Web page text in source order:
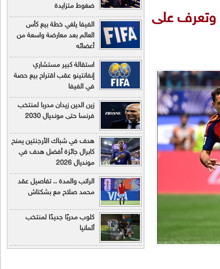
ضغوط متزايدة
الفيفا يلغي خطة بيع كأس
العالم بعد معارضة واسعة من
استقالة كبير مستشاري
إنفانتينو عقب اقتراح بيع حصة
في الفيفا
زين الدين زيدان مدربا لمنتخب
فرنسا حتى مونديال 2030
هدف في شباك الأرجنتين يمنح
كابرال جائزة أفضل هدف في
الراتب والمدة .. تفاصيل عقد
محمد صلاح مع بشكتاش
كلوب مدربًا جديدًا لمنتخب